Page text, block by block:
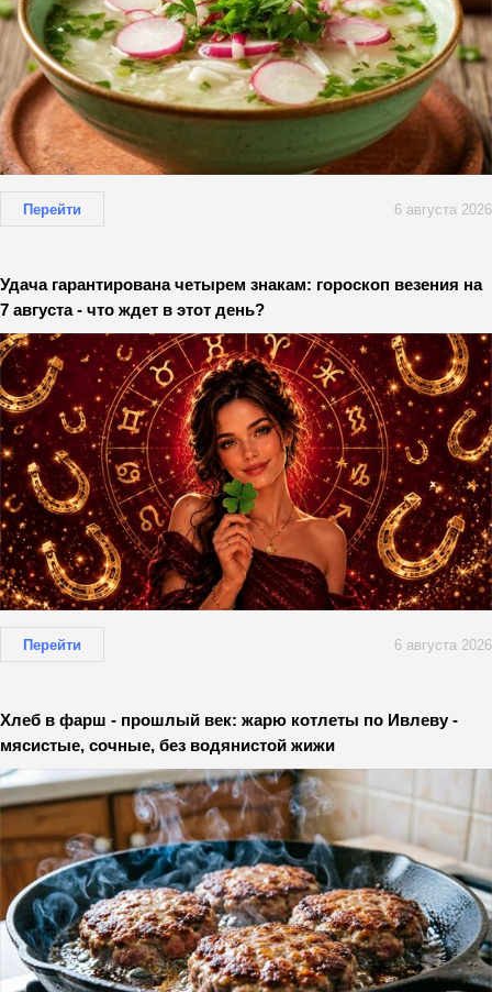
Перейти 6 августа 2026
Удача гарантирована четырем знакам: гороскоп везения на
7 августа - что ждет в этот день?
Перейти 6 августа 2026
Хлеб в фарш - прошлый век: жарю котлеты по Ивлеву -
мясистые, сочные, без водянистой жижи